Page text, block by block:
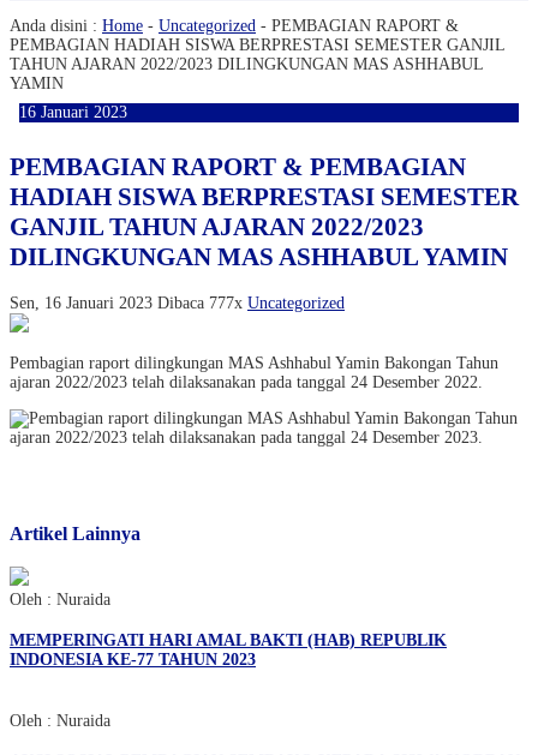
Anda disini : Home - Uncategorized - PEMBAGIAN RAPORT &
PEMBAGIAN HADIAH SISWA BERPRESTASI SEMESTER GANJIL
TAHUN AJARAN 2022/2023 DILINGKUNGAN MAS ASHHABUL
YAMIN
16 Januari 2023
PEMBAGIAN RAPORT & PEMBAGIAN
HADIAH SISWA BERPRESTASI SEMESTER
GANJIL TAHUN AJARAN 2022/2023
DILINGKUNGAN MAS ASHHABUL YAMIN
Sen, 16 Januari 2023 Dibaca 777x Uncategorized
Pembagian raport dilingkungan MAS Ashhabul Yamin Bakongan Tahun
ajaran 2022/2023 telah dilaksanakan pada tanggal 24 Desember 2022.
Artikel Lainnya
Oleh : Nuraida
MEMPERINGATI HARI AMAL BAKTI (HAB) REPUBLIK
INDONESIA KE-77 TAHUN 2023
Oleh : Nuraida